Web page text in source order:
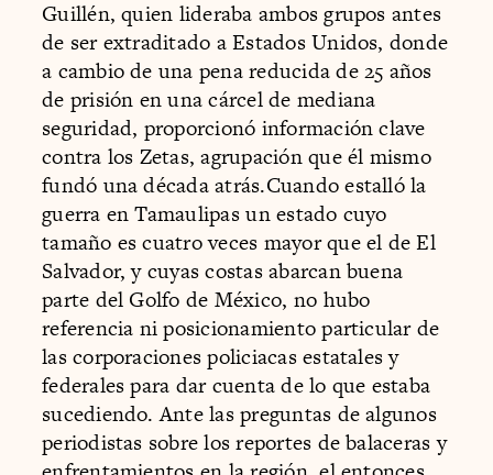
Guillén, quien lideraba ambos grupos antes
de ser extraditado a Estados Unidos, donde
a cambio de una pena reducida de 25 años
de prisión en una cárcel de mediana
seguridad, proporcionó información clave
contra los Zetas, agrupación que él mismo
fundó una década atrás.Cuando estalló la
guerra en Tamaulipas un estado cuyo
tamaño es cuatro veces mayor que el de El
Salvador, y cuyas costas abarcan buena
parte del Golfo de México, no hubo
referencia ni posicionamiento particular de
las corporaciones policiacas estatales y
federales para dar cuenta de lo que estaba
sucediendo. Ante las preguntas de algunos
periodistas sobre los reportes de balaceras y